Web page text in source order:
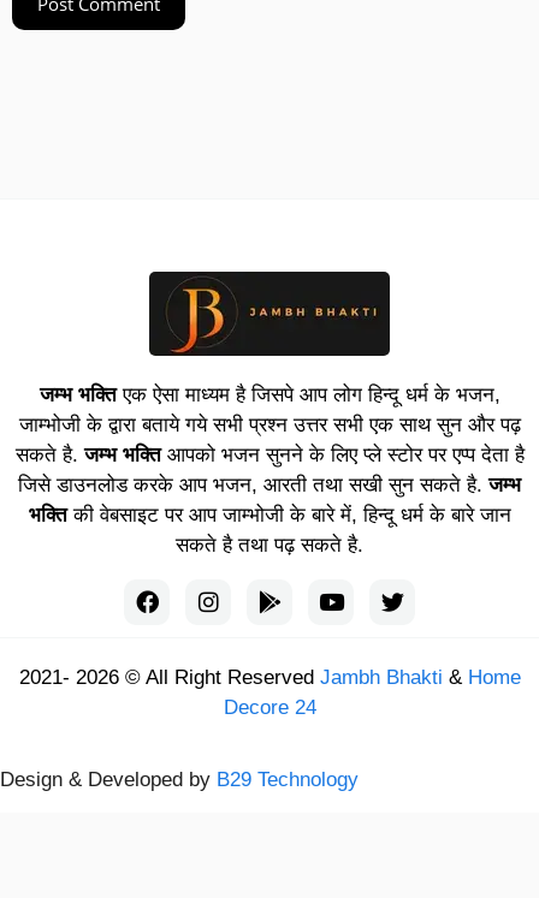
जम्भ भक्तिएक ऐसा माध्यम है जिसपे आप लोग हिन्दू धर्म के भजन,
जाम्भोजी के द्वारा बताये गये सभी प्रश्न उत्तर सभी एक साथ सुन और पढ़
सकते है.जम्भ भक्तिआपको भजन सुनने के लिए प्ले स्टोर पर एप्प देता है
जिसे डाउनलोड करके आप भजन, आरती तथा सखी सुन सकते है.जम्भ
भक्तिकी वेबसाइट पर आप जाम्भोजी के बारे में, हिन्दू धर्म के बारे जान
सकते है तथा पढ़ सकते है.
2021- 2026 © All Right Reserved Jambh Bhakti & Home
Decore 24
Design & Developed by B29 Technology